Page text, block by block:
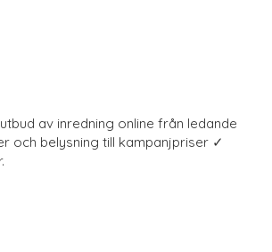
av inredning online från ledande
och belysning till kampanjpriser ✓